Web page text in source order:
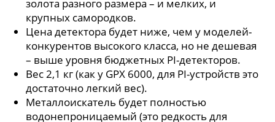
золота разного размера – и мелких, и
крупных самородков.
Цена детектора будет ниже, чем у моделей-
конкурентов высокого класса, но не дешевая
– выше уровня бюджетных PI-детекторов.
Вес 2,1 кг (как у GPX 6000, для PI-устройств это
достаточно легкий вес).
Металлоискатель будет полностью
водонепроницаемый (это редкость для